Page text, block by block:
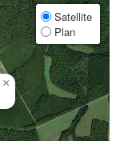
×
Satellite
Plan